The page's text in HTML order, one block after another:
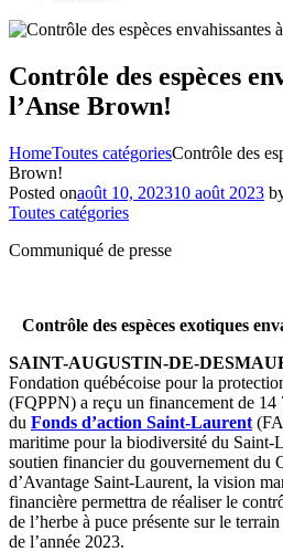
Contrôle des espèces
l’Anse Brown!
HomeToutes catégoriesContrôle des
Brown!
Posted onaoût 10, 202310 août 2023
Toutes catégories
Communiqué de presse
Contrôle des espèces exotiques
SAINT-AUGUSTIN-DE-
Fondation québécoise pour la
(FQPPN) a reçu un financement de 14
du Fonds d’action Saint-Laurent
maritime pour la biodiversité du Saint-
soutien financier du gouvernement du
d’Avantage Saint-Laurent, la vision
financière permettra de réaliser le
de l’herbe à puce présente sur le
de l’année 2023.